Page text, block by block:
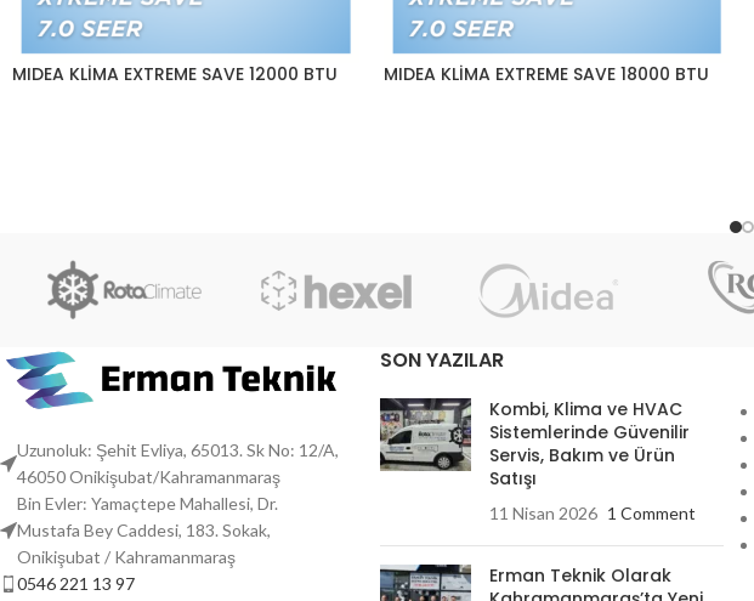
MIDEA KLİMA EXTREME SAVE 12000 BTU MIDEA KLİMA EXTREME SAVE 18000 BTU
Uzunoluk: Şehit Evliya, 65013. Sk No: 12/A,
46050 Onikişubat/Kahramanmaraş
Bin Evler: Yamaçtepe Mahallesi, Dr.
Mustafa Bey Caddesi, 183. Sokak,
Onikişubat / Kahramanmaraş
0546 221 13 97
SON YAZILAR
Kombi, Klima ve HVAC
Sistemlerinde Güvenilir
Servis, Bakım ve Ürün
Satışı
11 Nisan 2026 1 Comment
Erman Teknik Olarak